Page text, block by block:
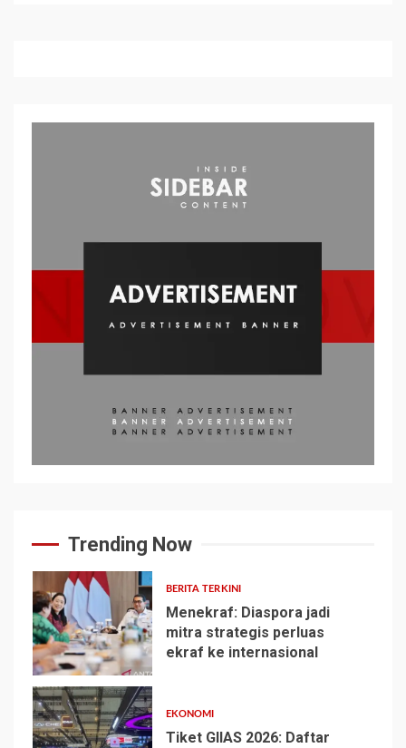
Trending Now
1
BERITA TERKINI
Menekraf: Diaspora jadi
mitra strategis perluas
ekraf ke internasional
EKONOMI
Tiket GIIAS 2026: Daftar